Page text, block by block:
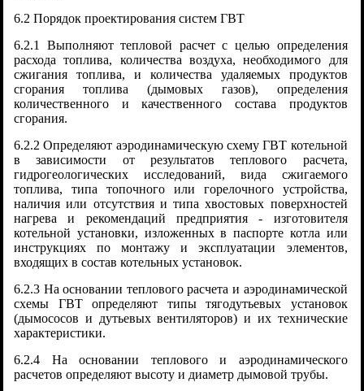
6.2 Порядок проектирования систем ГВТ
6.2.1 Выполняют тепловой расчет с целью определения
расхода топлива, количества воздуха, необходимого для
сжигания топлива, и количества удаляемых продуктов
сгорания топлива (дымовых газов), определения
количественного и качественного состава продуктов
сгорания.
6.2.2 Определяют аэродинамическую схему ГВТ котельной
в зависимости от результатов теплового расчета,
гидрогеологических исследований, вида сжигаемого
топлива, типа топочного или горелочного устройства,
наличия или отсутствия и типа хвостовых поверхностей
нагрева и рекомендаций предприятия - изготовителя
котельной установки, изложенных в паспорте котла или
инструкциях по монтажу и эксплуатации элементов,
входящих в состав котельных установок.
6.2.3 На основании теплового расчета и аэродинамической
схемы ГВТ определяют типы тягодутьевых установок
(дымососов и дутьевых вентиляторов) и их технические
характеристики.
6.2.4 На основании теплового и аэродинамического
расчетов определяют высоту и диаметр дымовой трубы.